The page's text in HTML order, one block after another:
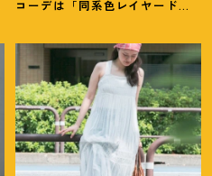
コーデは「同系色レイヤード」
さん